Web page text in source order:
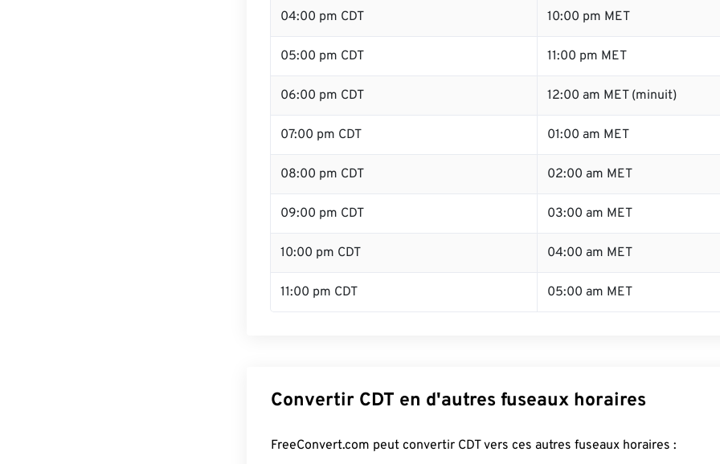
04:00 pm CDT 10:00 pm MET
05:00 pm CDT 11:00 pm MET
06:00 pm CDT 12:00 am MET (minuit)
07:00 pm CDT 01:00 am MET
08:00 pm CDT 02:00 am MET
09:00 pm CDT 03:00 am MET
10:00 pm CDT 04:00 am MET
11:00 pm CDT 05:00 am MET
Convertir CDT en d'autres fuseaux horaires
FreeConvert.com peut convertir CDT vers ces autres fuseaux horaires :